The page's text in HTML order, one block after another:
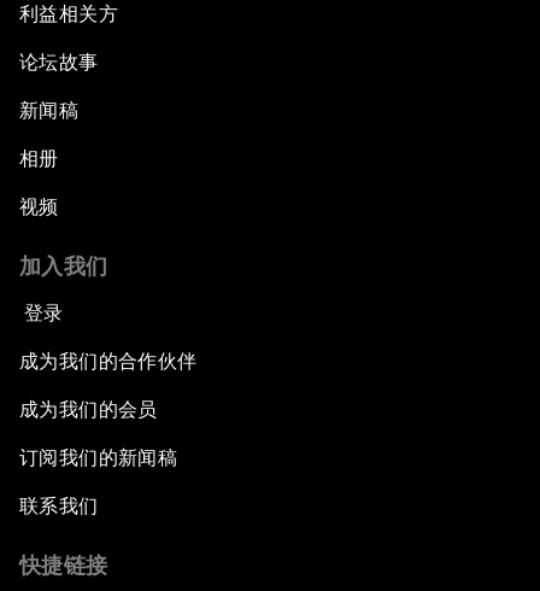
利益相关方
论坛故事
新闻稿
相册
视频
加入我们
登录
成为我们的合作伙伴
成为我们的会员
订阅我们的新闻稿
联系我们
快捷链接